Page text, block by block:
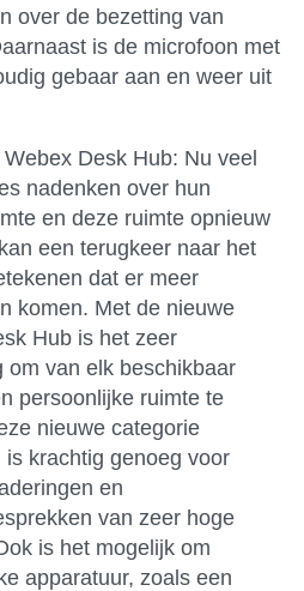
over de bezetting van
is de microfoon met
gebaar aan en weer uit
Desk Hub: Nu veel
nadenken over hun
en deze ruimte opnieuw
een terugkeer naar het
dat er meer
komen. Met de nieuwe
Hub is het zeer
om van elk beschikbaar
persoonlijke ruimte te
nieuwe categorie
is krachtig genoeg voor
en
van zeer hoge
is het mogelijk om
apparatuur, zoals een